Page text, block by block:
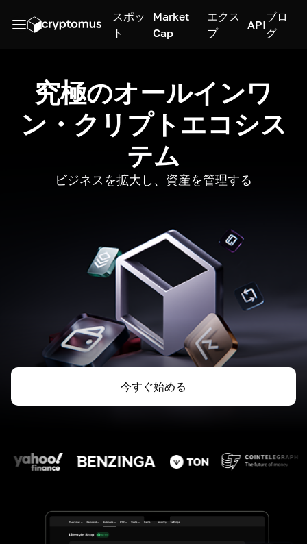
スポッ
ト
Market
Cap
エクス
プ
API
ブロ
グ
究極のオールインワ
ン・クリプトエコシス
テム
ビジネスを拡大し、資産を管理する
今すぐ始める